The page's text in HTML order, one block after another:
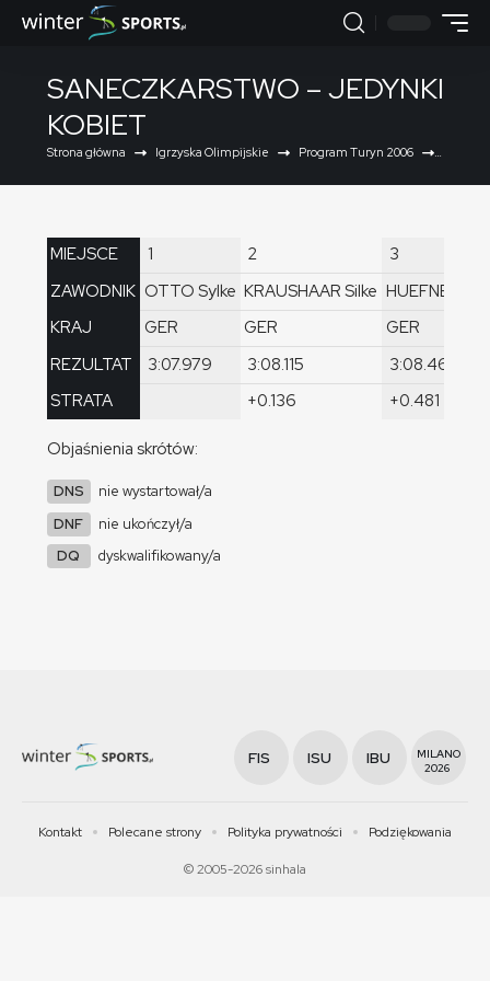
SANECZKARSTWO – JEDYNKI
KOBIET
Strona główna Igrzyska Olimpijskie Program Turyn 2006
MIEJSCE
ZAWODNIK
KRAJ
REZULTAT
STRATA
1
OTTO Sylke
GER
3:07.979
2
KRAUSHAAR Silke
GER
3:08.115
+0.136
3
HUEFNER
GER
3:08.460
+0.481
Objaśnienia skrótów:
DNS
nie wystartował/a
DNF
nie ukończył/a
DQ
dyskwalifikowany/a
FIS ISU IBU
MILANO
2026
© 2005-2026 sinhala
Kontakt Polecane strony Polityka prywatności Podziękowania